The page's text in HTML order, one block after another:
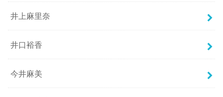
井上麻里奈
井口裕香
今井麻美